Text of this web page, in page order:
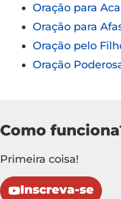
Oração para
Oração para
Oração pelo
Oração
Como
Primeira coisa!
Inscreva-se